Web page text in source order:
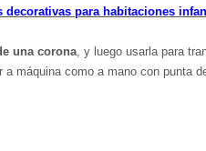
para habitaciones
una corona , y luego usarla para
máquina como a mano con punta